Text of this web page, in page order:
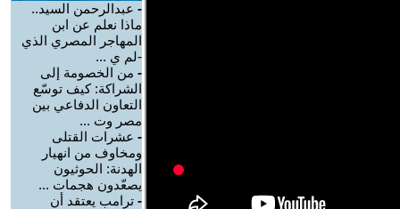
- عبدالرحمن السيد..
ماذا نعلم عن ابن
المهاجر المصري الذي
-لم ي ...
- من الخصومة إلى
الشراكة: كيف توسّع
التعاون الدفاعي بين
مصر وت ...
- عشرات القتلى
ومخاوف من انهيار
الهدنة: الحوثيون
يصعّدون هجمات ...
- ترامب يعتقد أن